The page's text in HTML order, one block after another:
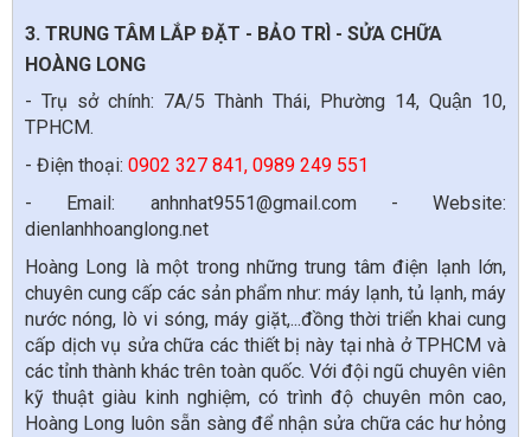
3. TRUNG TÂM LẮP ĐẶT - BẢO TRÌ - SỬA CHỮA
HOÀNG LONG
- Trụ sở chính: 7A/5 Thành Thái, Phường 14, Quận 10,
TPHCM.
- Điện thoại: 0902 327 841, 0989 249 551
- Email: anhnhat9551@gmail.com - Website:
dienlanhhoanglong.net
Hoàng Long là một trong những trung tâm điện lạnh lớn,
chuyên cung cấp các sản phẩm như: máy lạnh, tủ lạnh, máy
nước nóng, lò vi sóng, máy giặt,...đồng thời triển khai cung
cấp dịch vụ sửa chữa các thiết bị này tại nhà ở TPHCM và
các tỉnh thành khác trên toàn quốc. Với đội ngũ chuyên viên
kỹ thuật giàu kinh nghiệm, có trình độ chuyên môn cao,
Hoàng Long luôn sẵn sàng để nhận sửa chữa các hư hỏng